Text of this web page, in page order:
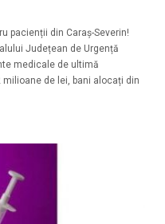
pacienții din Caraș-Severin!
Județean de Urgență
medicale de ultimă
de lei, bani alocați din